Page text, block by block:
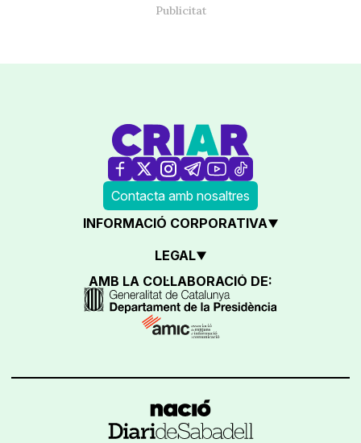
Contacta amb nosaltres
INFORMACIÓ CORPORATIVA
LEGAL
AMB LA COL·LABORACIÓ DE: